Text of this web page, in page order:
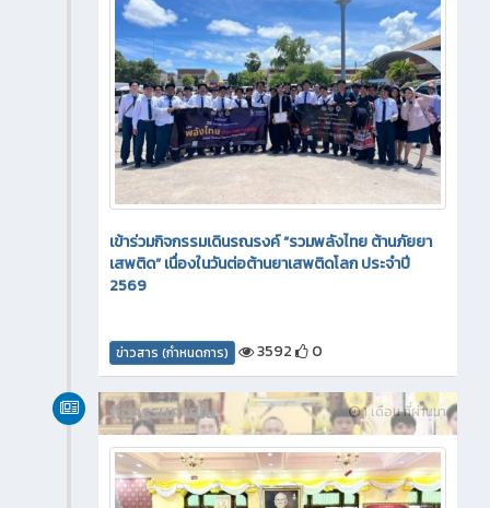
เข้าร่วมกิจกรรมเดินรณรงค์ “รวมพลังไทย ต้านภัยยา
เสพติด” เนื่องในวันต่อต้านยาเสพติดโลก ประจำปี
2569
ข่าวสาร (กำหนดการ) 3592 0
1 เดือน ที่ผ่านมา
กิจกรรมภายใน